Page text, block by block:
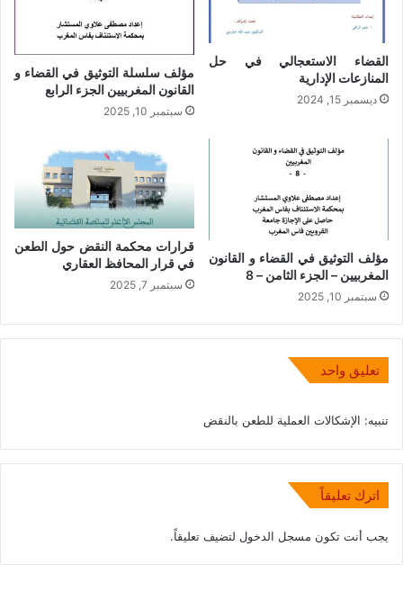
القضاء الاستعجالي في حل
المنازعات الإدارية
ديسمبر 15, 2024
مؤلف سلسلة التوثيق في القضاء و
القانون المغربيين الجزء الرابع
سبتمبر 10, 2025
مؤلف التوثيق في القضاء و القانون
المغربيين – الجزء الثامن – 8
سبتمبر 10, 2025
قرارات محكمة النقض حول الطعن
في قرار المحافظ العقاري
سبتمبر 7, 2025
تعليق واحد
تنبيه: الإشكالات العملية للطعن بالنقض
اترك تعليقاً
يجب أنت تكون مسجل الدخول لتضيف تعليقاً.